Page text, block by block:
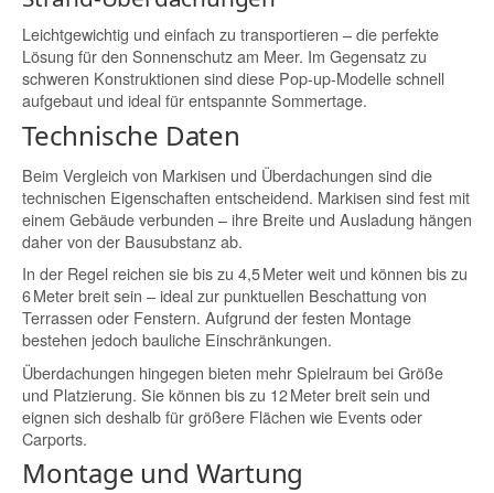
Leichtgewichtig und einfach zu transportieren – die perfekte
Lösung für den Sonnenschutz am Meer. Im Gegensatz zu
schweren Konstruktionen sind diese Pop-up-Modelle schnell
aufgebaut und ideal für entspannte Sommertage.
Technische Daten
Beim Vergleich von Markisen und Überdachungen sind die
technischen Eigenschaften entscheidend. Markisen sind fest mit
einem Gebäude verbunden – ihre Breite und Ausladung hängen
daher von der Bausubstanz ab.
In der Regel reichen sie bis zu 4,5 Meter weit und können bis zu
6 Meter breit sein – ideal zur punktuellen Beschattung von
Terrassen oder Fenstern. Aufgrund der festen Montage
bestehen jedoch bauliche Einschränkungen.
Überdachungen hingegen bieten mehr Spielraum bei Größe
und Platzierung. Sie können bis zu 12 Meter breit sein und
eignen sich deshalb für größere Flächen wie Events oder
Carports.
Montage und Wartung